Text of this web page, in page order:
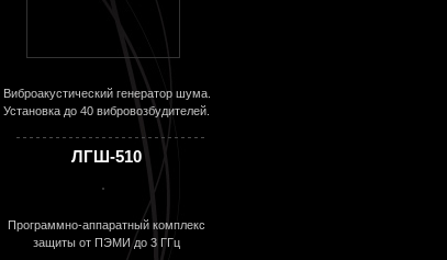
Виброакустический генератор шума.
Установка до 40 вибровозбудителей.
ЛГШ-510
Программно-аппаратный комплекс
защиты от ПЭМИ до 3 ГГц